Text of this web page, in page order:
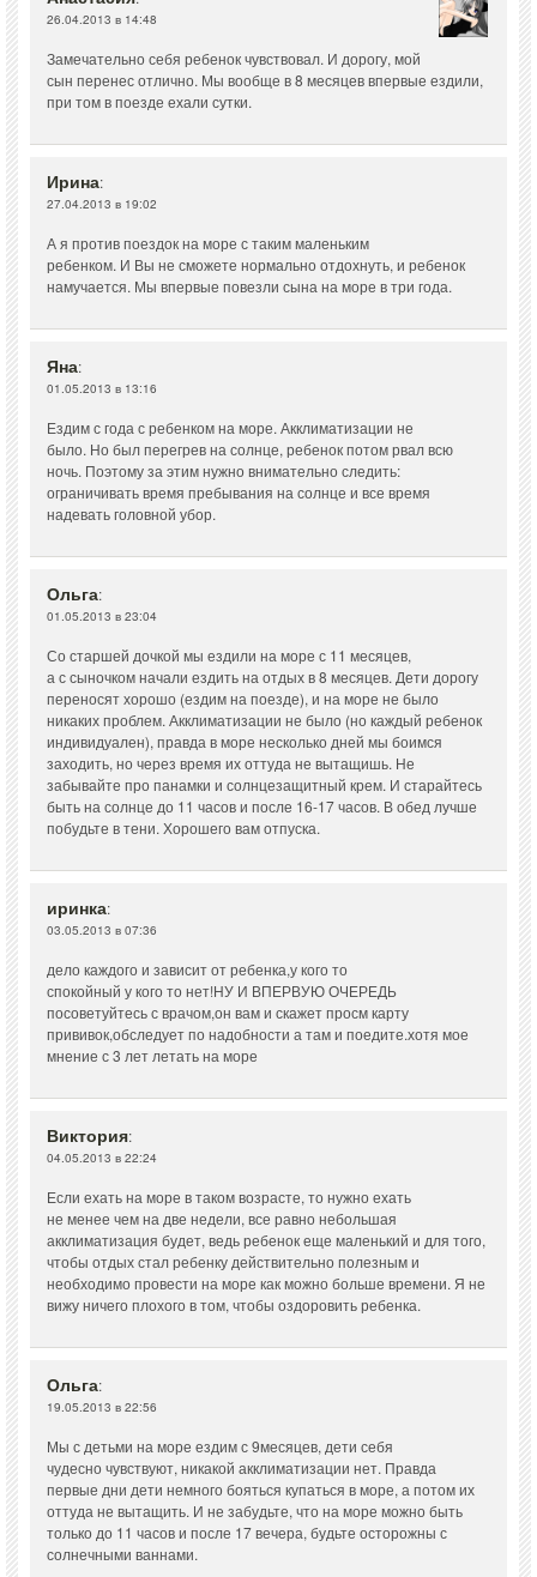
26.04.2013 в 14:48
Замечательно себя ребенок чувствовал. И дорогу, мой
сын перенес отлично. Мы вообще в 8 месяцев впервые ездили,
при том в поезде ехали сутки.
Ирина:
27.04.2013 в 19:02
А я против поездок на море с таким маленьким
ребенком. И Вы не сможете нормально отдохнуть, и ребенок
намучается. Мы впервые повезли сына на море в три года.
Яна:
01.05.2013 в 13:16
Ездим с года с ребенком на море. Акклиматизации не
было. Но был перегрев на солнце, ребенок потом рвал всю
ночь. Поэтому за этим нужно внимательно следить:
ограничивать время пребывания на солнце и все время
надевать головной убор.
Ольга:
01.05.2013 в 23:04
Со старшей дочкой мы ездили на море с 11 месяцев,
а с сыночком начали ездить на отдых в 8 месяцев. Дети дорогу
переносят хорошо (ездим на поезде), и на море не было
никаких проблем. Акклиматизации не было (но каждый ребенок
индивидуален), правда в море несколько дней мы боимся
заходить, но через время их оттуда не вытащишь. Не
забывайте про панамки и солнцезащитный крем. И старайтесь
быть на солнце до 11 часов и после 16-17 часов. В обед лучше
побудьте в тени. Хорошего вам отпуска.
иринка:
03.05.2013 в 07:36
дело каждого и зависит от ребенка,у кого то
спокойный у кого то нет!НУ И ВПЕРВУЮ ОЧЕРЕДЬ
посоветуйтесь с врачом,он вам и скажет просм карту
прививок,обследует по надобности а там и поедите.хотя мое
мнение с 3 лет летать на море
Виктория:
04.05.2013 в 22:24
Если ехать на море в таком возрасте, то нужно ехать
не менее чем на две недели, все равно небольшая
акклиматизация будет, ведь ребенок еще маленький и для того,
чтобы отдых стал ребенку действительно полезным и
необходимо провести на море как можно больше времени. Я не
вижу ничего плохого в том, чтобы оздоровить ребенка.
Ольга:
19.05.2013 в 22:56
Мы с детьми на море ездим с 9месяцев, дети себя
чудесно чувствуют, никакой акклиматизации нет. Правда
первые дни дети немного бояться купаться в море, а потом их
оттуда не вытащить. И не забудьте, что на море можно быть
только до 11 часов и после 17 вечера, будьте осторожны с
солнечными ваннами.